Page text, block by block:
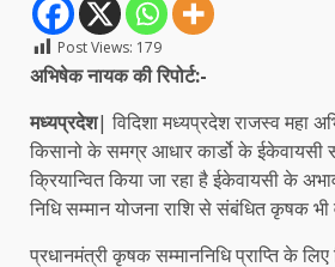
Post Views: 179
अभिषेक नायक की रिपोर्ट:-
मध्यप्रदेश| विदिशा मध्यप्रदेश राजस्व महा
किसानो के समग्र आधार कार्डो के ईकेवायसी
क्रियान्वित किया जा रहा है ईकेवायसी के
निधि सम्मान योजना राशि से संबंधित कृषक
प्रधानमंत्री कृषक सम्माननिधि प्राप्ति के